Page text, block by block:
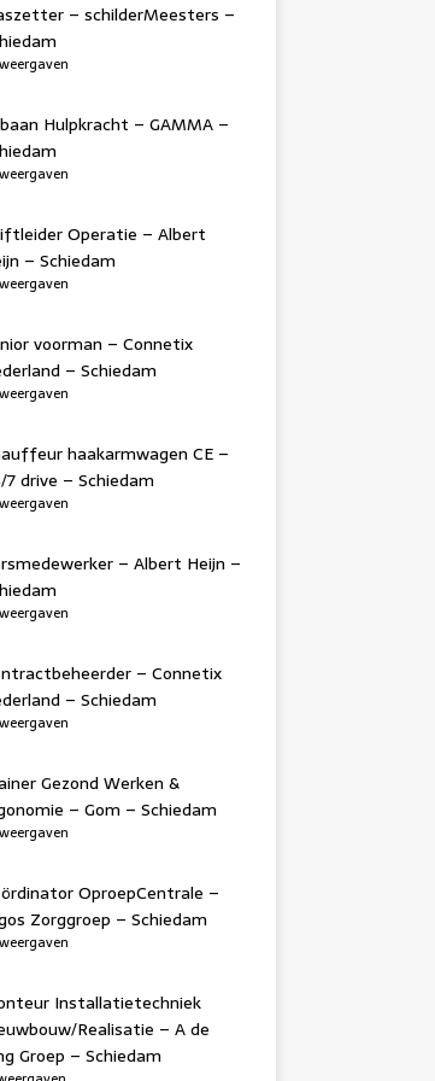
– schilderMeesters –
Hulpkracht – GAMMA –
Operatie – Albert
– Schiedam
voorman – Connetix
– Schiedam
haakarmwagen CE –
7 drive – Schiedam
– Albert Heijn –
– Connetix
– Schiedam
Gezond Werken &
– Gom – Schiedam
OproepCentrale –
Zorggroep – Schiedam
Installatietechniek
Realisatie – A de
Groep – Schiedam